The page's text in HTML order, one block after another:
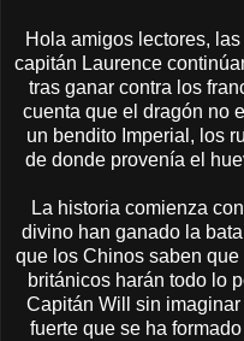
Hola amigos lectores,
capitán Laurence
tras ganar contra los
cuenta que el dragón no
un bendito Imperial, los
de donde provenía el
La historia comienza
divino han ganado la
que los Chinos saben
británicos harán todo lo
Capitán Will sin
fuerte que se ha